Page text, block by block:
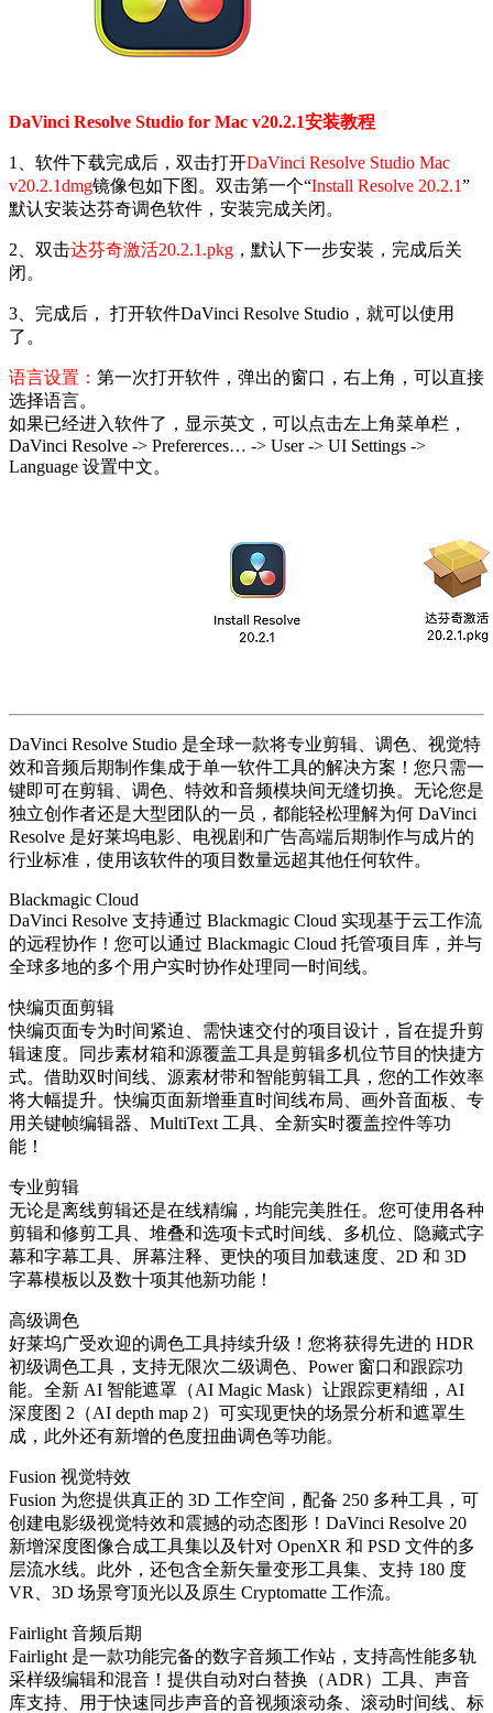
DaVinci Resolve Studio for Mac v20.2.1安装教程
1、软件下载完成后，双击打开DaVinci Resolve Studio Mac
v20.2.1dmg镜像包如下图。双击第一个“Install Resolve 20.2.1”
默认安装达芬奇调色软件，安装完成关闭。
2、双击达芬奇激活20.2.1.pkg ，默认下一步安装，完成后关
闭。
3、完成后， 打开软件DaVinci Resolve Studio，就可以使用
了。
语言设置： 第一次打开软件，弹出的窗口，右上角，可以直接
选择语言。
如果已经进入软件了，显示英文，可以点击左上角菜单栏，
DaVinci Resolve -> Prefererces… -> User -> UI Settings ->
Language 设置中文。
DaVinci Resolve Studio 是全球一款将专业剪辑、调色、视觉特
效和音频后期制作集成于单一软件工具的解决方案！您只需一
键即可在剪辑、调色、特效和音频模块间无缝切换。无论您是
独立创作者还是大型团队的一员，都能轻松理解为何 DaVinci
Resolve 是好莱坞电影、电视剧和广告高端后期制作与成片的
行业标准，使用该软件的项目数量远超其他任何软件。
Blackmagic Cloud
DaVinci Resolve 支持通过 Blackmagic Cloud 实现基于云工作流
的远程协作！您可以通过 Blackmagic Cloud 托管项目库，并与
全球多地的多个用户实时协作处理同一时间线。
快编页面剪辑
快编页面专为时间紧迫、需快速交付的项目设计，旨在提升剪
辑速度。同步素材箱和源覆盖工具是剪辑多机位节目的快捷方
式。借助双时间线、源素材带和智能剪辑工具，您的工作效率
将大幅提升。快编页面新增垂直时间线布局、画外音面板、专
用关键帧编辑器、MultiText 工具、全新实时覆盖控件等功
能！
专业剪辑
无论是离线剪辑还是在线精编，均能完美胜任。您可使用各种
剪辑和修剪工具、堆叠和选项卡式时间线、多机位、隐藏式字
幕和字幕工具、屏幕注释、更快的项目加载速度、2D 和 3D
字幕模板以及数十项其他新功能！
高级调色
好莱坞广受欢迎的调色工具持续升级！您将获得先进的 HDR
初级调色工具，支持无限次二级调色、Power 窗口和跟踪功
能。全新 AI 智能遮罩（AI Magic Mask）让跟踪更精细，AI
深度图 2（AI depth map 2）可实现更快的场景分析和遮罩生
成，此外还有新增的色度扭曲调色等功能。
Fusion 视觉特效
Fusion 为您提供真正的 3D 工作空间，配备 250 多种工具，可
创建电影级视觉特效和震撼的动态图形！DaVinci Resolve 20
新增深度图像合成工具集以及针对 OpenXR 和 PSD 文件的多
层流水线。此外，还包含全新矢量变形工具集、支持 180 度
VR、3D 场景穹顶光以及原生 Cryptomatte 工作流。
Fairlight 音频后期
Fairlight 是一款功能完备的数字音频工作站，支持高性能多轨
采样级编辑和混音！提供自动对白替换（ADR）工具、声音
库支持、用于快速同步声音的音视频滚动条、滚动时间线、标